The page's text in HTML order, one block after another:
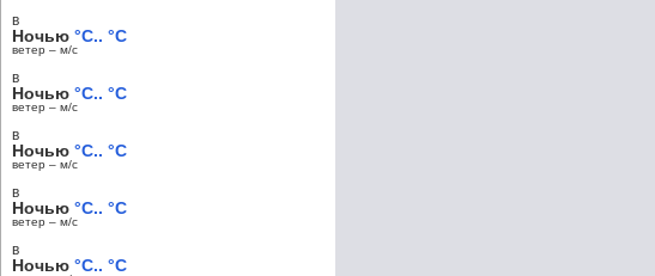
в
Ночью °C.. °C
ветер – м/c
в
Ночью °C.. °C
ветер – м/c
в
Ночью °C.. °C
ветер – м/c
в
Ночью °C.. °C
ветер – м/c
в
Ночью °C.. °C